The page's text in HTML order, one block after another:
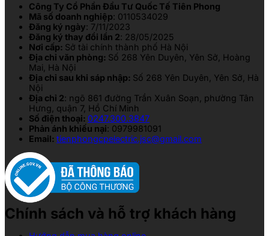
Công Ty Cổ Phần Đầu Tư Quốc Tế Tiên Phong
Mã số doanh nghiệp: 0110534029
Đăng ký ngày: 7/11/2023
Đăng ký thay đổi lần 2: 28/05/2025
Nơi cấp: Sở tài chính thành phố Hà Nội
Địa chỉ văn phòng: Số 268 Yên Duyên, Yên Sở, Hoàng
Mai, Hà Nội
Địa chỉ sau khi sáp nhập: Số 268 Yên Duyên, Yên Sở, Hà
Nội
Địa chỉ 2: ngõ 861 đường Trần Xuân Soạn, phường Tân
Hưng, quận 7, Hồ Chí Minh
Số điện thoại: 0247.300.3847
Phản ánh khiếu nại: 0979981091
Email: tienphongcpelectric.jsc@gmail.com
Chính sách và hỗ trợ khách hàng